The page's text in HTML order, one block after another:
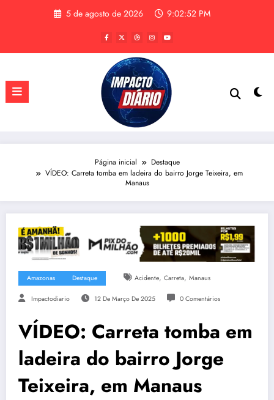
5 de agosto de 2026 9:02:53 PM
Página inicial
Destaque
VÍDEO: Carreta tomba em ladeira do bairro Jorge Teixeira, em
Manaus
Amazonas Destaque Acidente, Carreta, Manaus
Impactodiario 12 De Março De 2025 0 Comentários
VÍDEO: Carreta tomba em
ladeira do bairro Jorge
Teixeira, em Manaus